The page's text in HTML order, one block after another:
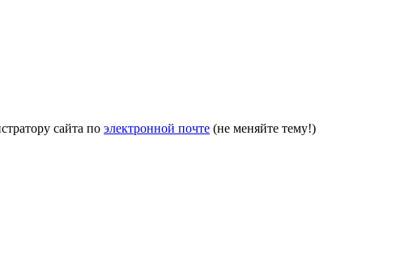
сайта по электронной почте (не меняйте тему!)